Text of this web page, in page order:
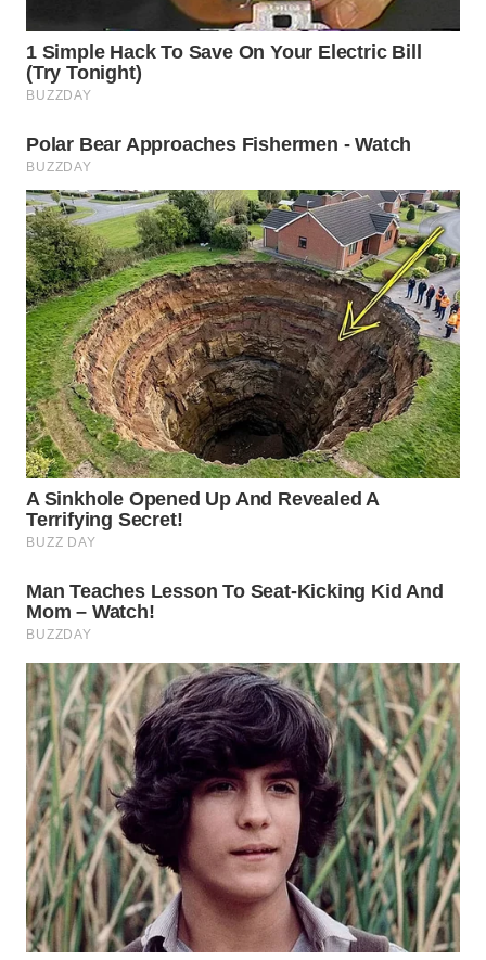
WN
NATUNA
WN
BINTAN
WN
MANDALIKA
WN
LIKUPANG
WN
LABUANBAJO
WN
BORNEO
Wahana
Group
WAHANA
WAHANA
TANI
WAHANA
ADVOKAT
WAHANA
INFRASTRUKTUR
WAHANA